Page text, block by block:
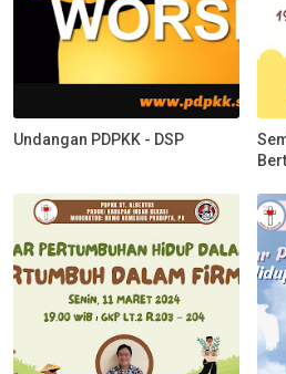
Undangan PDPKK - DSP